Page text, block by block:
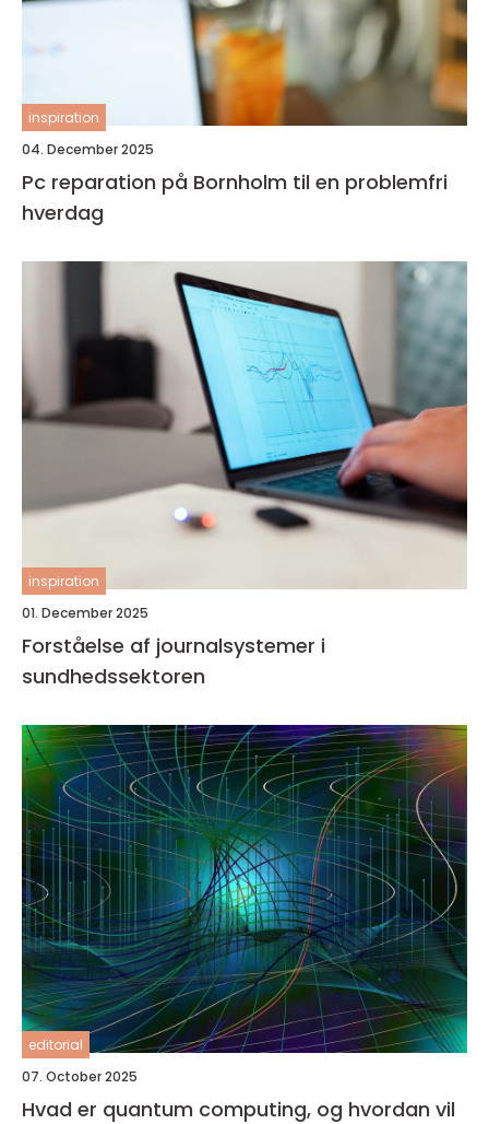
inspiration
04. December 2025
Pc reparation på Bornholm til en problemfri
hverdag
inspiration
01. December 2025
Forståelse af journalsystemer i
sundhedssektoren
editorial
07. October 2025
Hvad er quantum computing, og hvordan vil